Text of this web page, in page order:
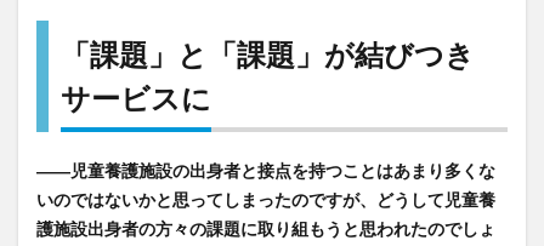
「課題」と「課題」が結びつき
サービスに
――児童養護施設の出身者と接点を持つことはあまり多くな
いのではないかと思ってしまったのですが、どうして児童養
護施設出身者の方々の課題に取り組もうと思われたのでしょ